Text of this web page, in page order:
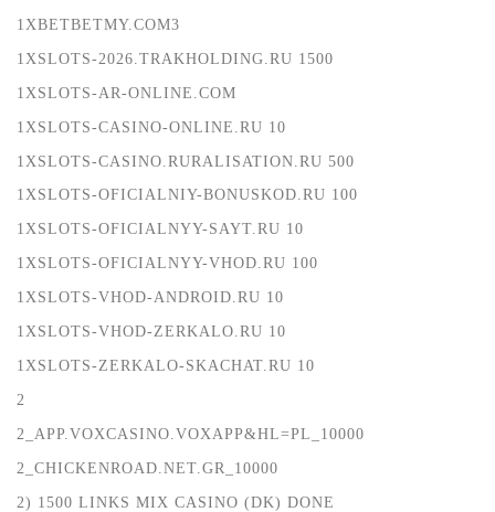
1XBETBETMY.COM3
1XSLOTS-2026.TRAKHOLDING.RU 1500
1XSLOTS-AR-ONLINE.COM
1XSLOTS-CASINO-ONLINE.RU 10
1XSLOTS-CASINO.RURALISATION.RU 500
1XSLOTS-OFICIALNIY-BONUSKOD.RU 100
1XSLOTS-OFICIALNYY-SAYT.RU 10
1XSLOTS-OFICIALNYY-VHOD.RU 100
1XSLOTS-VHOD-ANDROID.RU 10
1XSLOTS-VHOD-ZERKALO.RU 10
1XSLOTS-ZERKALO-SKACHAT.RU 10
2
2_APP.VOXCASINO.VOXAPP&HL=PL_10000
2_CHICKENROAD.NET.GR_10000
2) 1500 LINKS MIX CASINO (DK) DONE